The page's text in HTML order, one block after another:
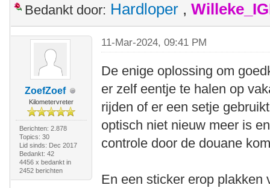
Bedankt door: Hardloper ,
ZoefZoef
Kilometervreter
Berichten: 2.878
Topics: 30
Lid sinds: Dec 2017
Bedankt: 42
4456 x bedankt in
2452 berichten
11-Mar-2024, 09:41 PM
De enige oplossing om
er zelf eentje te halen op
rijden of er een setje
optisch niet nieuw meer is
controle door de douane
En een sticker erop plakken